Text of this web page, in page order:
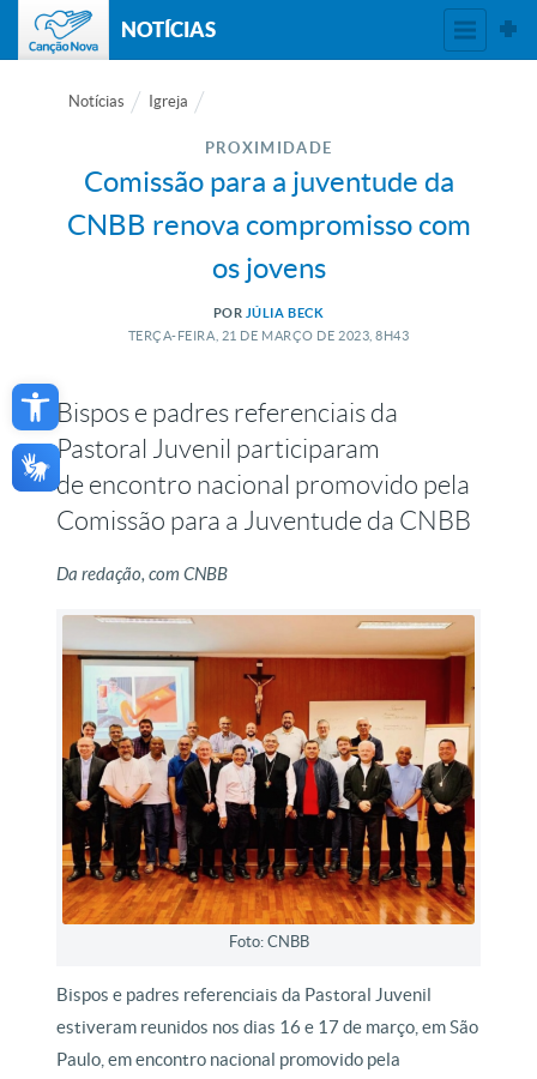
Open toolbar
NOTÍCIAS
Notícias Igreja
PROXIMIDADE
Comissão para a juventude da
CNBB renova compromisso com
os jovens
POR JÚLIA BECK
TERÇA-FEIRA, 21 DE MARÇO DE 2023, 8H43
Bispos e padres referenciais da
Pastoral Juvenil participaram
de encontro nacional promovido pela
Comissão para a Juventude da CNBB
Da redação, com CNBB
Foto: CNBB
Bispos e padres referenciais da Pastoral Juvenil
estiveram reunidos nos dias 16 e 17 de março, em São
Paulo, em encontro nacional promovido pela